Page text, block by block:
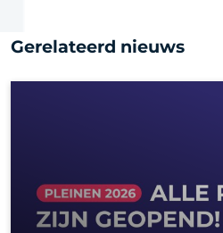
Gerelateerd nieuws